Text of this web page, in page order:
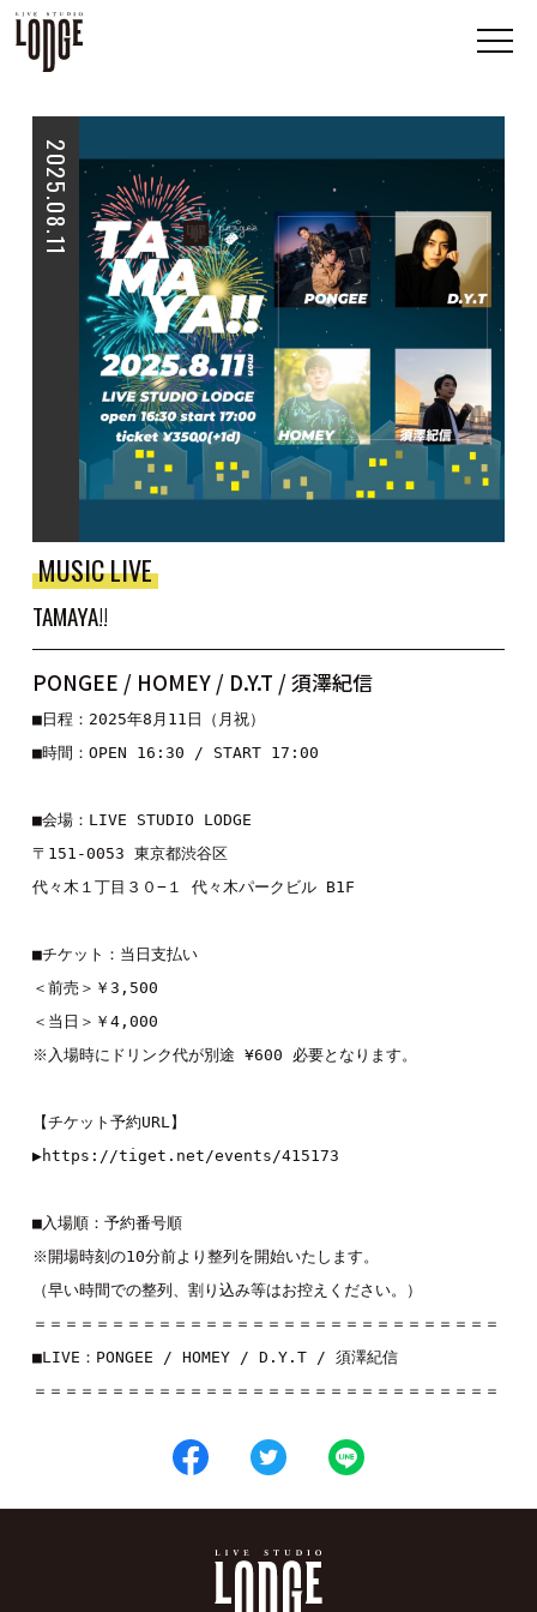
2025.08.11
MUSIC LIVE
TAMAYA!!
PONGEE / HOMEY / D.Y.T / 須澤紀信
■日程：2025年8月11日（月祝）
■時間：OPEN 16:30 / START 17:00
■会場：LIVE STUDIO LODGE
〒151-0053 東京都渋谷区
代々木１丁目３０−１ 代々木パークビル B1F
■チケット：当日支払い
＜前売＞￥3,500
＜当日＞￥4,000
※入場時にドリンク代が別途 ¥600 必要となります。
【チケット予約URL】
▶︎https://tiget.net/events/415173
■入場順：予約番号順
※開場時刻の10分前より整列を開始いたします。
（早い時間での整列、割り込み等はお控えください。）
＝＝＝＝＝＝＝＝＝＝＝＝＝＝＝＝＝＝＝＝＝＝＝＝＝＝＝＝＝＝
■LIVE： PONGEE / HOMEY / D.Y.T / 須澤紀信
＝＝＝＝＝＝＝＝＝＝＝＝＝＝＝＝＝＝＝＝＝＝＝＝＝＝＝＝＝＝